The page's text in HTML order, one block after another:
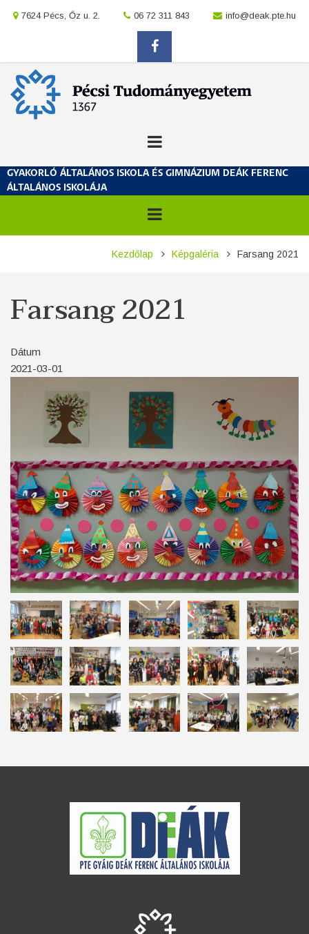
location
7624 Pécs, Őz u. 2. location
06 72 311 843 location
info@deak.pte.hu
facebook
GYAKORLÓ ÁLTALÁNOS ISKOLA ÉS GIMNÁZIUM DEÁK FERENC
ÁLTALÁNOS ISKOLÁJA
Kezdőlap Képgaléria Farsang 2021
Farsang 2021
Dátum
2021-03-01